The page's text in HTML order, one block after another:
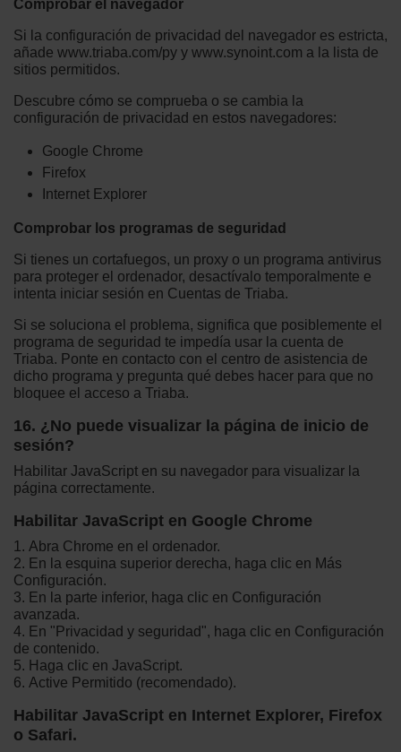
Comprobar el navegador
Si la configuración de privacidad del navegador es estricta,
añade www.triaba.com/py y www.synoint.com a la lista de
sitios permitidos.
Descubre cómo se comprueba o se cambia la
configuración de privacidad en estos navegadores:
Google Chrome
Firefox
Internet Explorer
Comprobar los programas de seguridad
Si tienes un cortafuegos, un proxy o un programa antivirus
para proteger el ordenador, desactívalo temporalmente e
intenta iniciar sesión en Cuentas de Triaba.
Si se soluciona el problema, significa que posiblemente el
programa de seguridad te impedía usar la cuenta de
Triaba. Ponte en contacto con el centro de asistencia de
dicho programa y pregunta qué debes hacer para que no
bloquee el acceso a Triaba.
16. ¿No puede visualizar la página de inicio de
sesión?
Habilitar JavaScript en su navegador para visualizar la
página correctamente.
Habilitar JavaScript en Google Chrome
1. Abra Chrome en el ordenador.
2. En la esquina superior derecha, haga clic en Más
Configuración.
3. En la parte inferior, haga clic en Configuración
avanzada.
4. En "Privacidad y seguridad", haga clic en Configuración
de contenido.
5. Haga clic en JavaScript.
6. Active Permitido (recomendado).
Habilitar JavaScript en Internet Explorer, Firefox
o Safari.